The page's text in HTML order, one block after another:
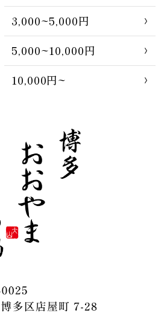
3,000~5,000円
5,000~10,000円
10,000円~